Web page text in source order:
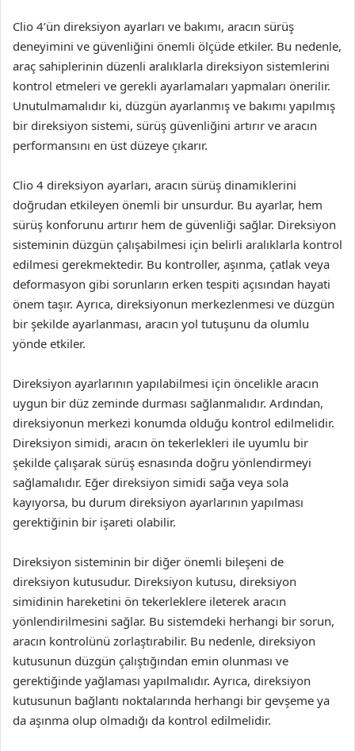
Clio 4’ün direksiyon ayarları ve bakımı, aracın sürüş
deneyimini ve güvenliğini önemli ölçüde etkiler. Bu nedenle,
araç sahiplerinin düzenli aralıklarla direksiyon sistemlerini
kontrol etmeleri ve gerekli ayarlamaları yapmaları önerilir.
Unutulmamalıdır ki, düzgün ayarlanmış ve bakımı yapılmış
bir direksiyon sistemi, sürüş güvenliğini artırır ve aracın
performansını en üst düzeye çıkarır.
Clio 4 direksiyon ayarları, aracın sürüş dinamiklerini
doğrudan etkileyen önemli bir unsurdur. Bu ayarlar, hem
sürüş konforunu artırır hem de güvenliği sağlar. Direksiyon
sisteminin düzgün çalışabilmesi için belirli aralıklarla kontrol
edilmesi gerekmektedir. Bu kontroller, aşınma, çatlak veya
deformasyon gibi sorunların erken tespiti açısından hayati
önem taşır. Ayrıca, direksiyonun merkezlenmesi ve düzgün
bir şekilde ayarlanması, aracın yol tutuşunu da olumlu
yönde etkiler.
Direksiyon ayarlarının yapılabilmesi için öncelikle aracın
uygun bir düz zeminde durması sağlanmalıdır. Ardından,
direksiyonun merkezi konumda olduğu kontrol edilmelidir.
Direksiyon simidi, aracın ön tekerlekleri ile uyumlu bir
şekilde çalışarak sürüş esnasında doğru yönlendirmeyi
sağlamalıdır. Eğer direksiyon simidi sağa veya sola
kayıyorsa, bu durum direksiyon ayarlarının yapılması
gerektiğinin bir işareti olabilir.
Direksiyon sisteminin bir diğer önemli bileşeni de
direksiyon kutusudur. Direksiyon kutusu, direksiyon
simidinin hareketini ön tekerleklere ileterek aracın
yönlendirilmesini sağlar. Bu sistemdeki herhangi bir sorun,
aracın kontrolünü zorlaştırabilir. Bu nedenle, direksiyon
kutusunun düzgün çalıştığından emin olunması ve
gerektiğinde yağlaması yapılmalıdır. Ayrıca, direksiyon
kutusunun bağlantı noktalarında herhangi bir gevşeme ya
da aşınma olup olmadığı da kontrol edilmelidir.